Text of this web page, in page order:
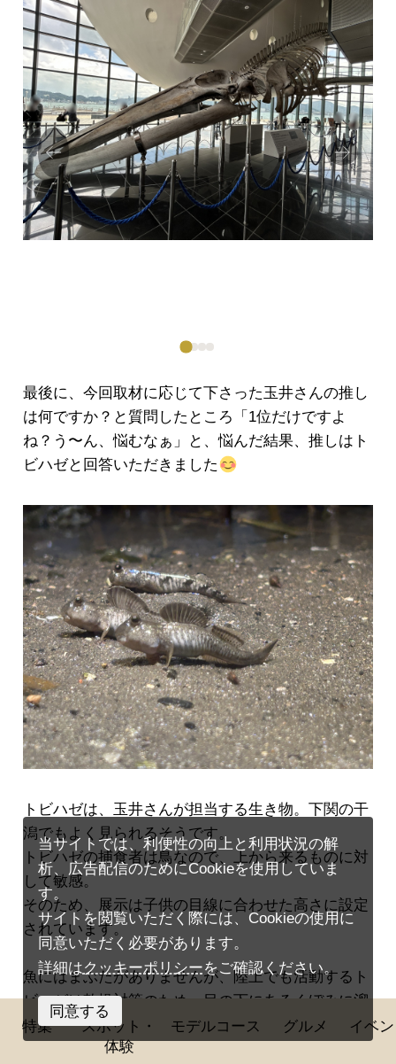
Prev
ious
Next
最後に、今回取材に応じて下さった玉井さんの推し
は何ですか？と質問したところ「1位だけですよ
ね？う〜ん、悩むなぁ」と、悩んだ結果、推しはト
ビハゼと回答いただきました
トビハゼは、玉井さんが担当する生き物。下関の干
潟でもよく見られるそうです。
トビハゼの捕食者は鳥なので、上から来るものに対
して敏感。
そのため、展示は子供の目線に合わせた高さに設定
されています。
魚にはまぶたがありませんが、陸上でも活動するト
ビハゼは乾燥対策のため、目の下にあるくぼみに溜
まっている水で目を潤したり、水面にゴロンと転が
ったりして乾燥から身を守っています。
特集
スポット・
体験
モデルコース グルメ イベ
当サイトでは、利便性の向上と利用状況の解
析、広告配信のためにCookieを使用していま
す。
サイトを閲覧いただく際には、Cookieの使用に
同意いただく必要があります。
詳細はクッキーポリシーをご確認ください。
同意する